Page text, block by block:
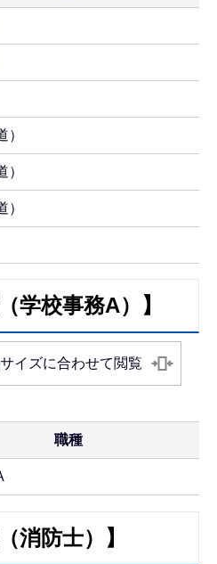
）
）
）
学校事務A）】
イズに合わせて閲覧
職種
消防士）】